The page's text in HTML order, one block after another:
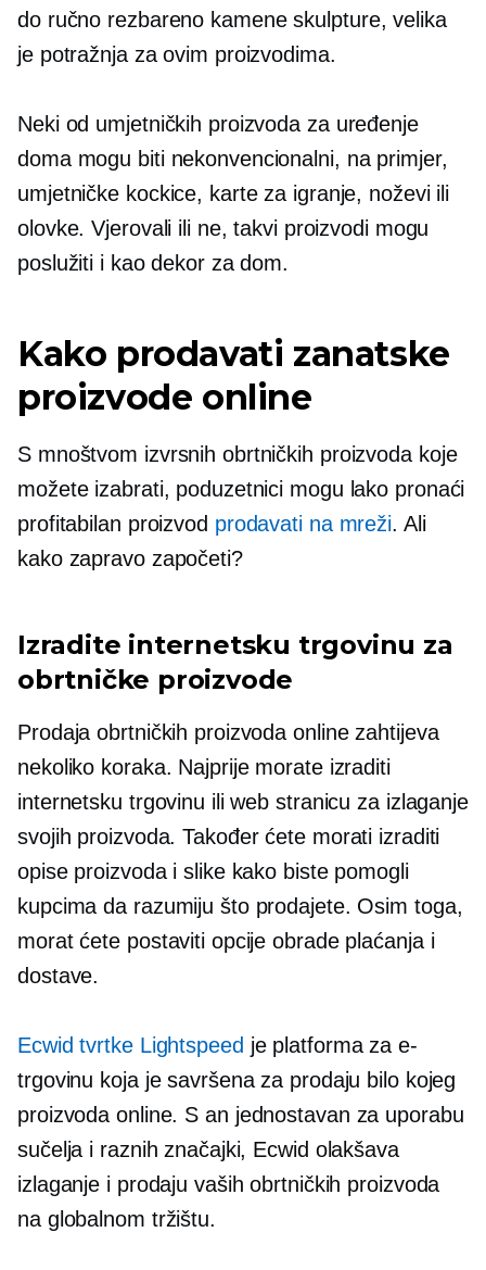
do ručno rezbareno kamene skulpture, velika
je potražnja za ovim proizvodima.
Neki od umjetničkih proizvoda za uređenje
doma mogu biti nekonvencionalni, na primjer,
umjetničke kockice, karte za igranje, noževi ili
olovke. Vjerovali ili ne, takvi proizvodi mogu
poslužiti i kao dekor za dom.
Kako prodavati zanatske
proizvode online
S mnoštvom izvrsnih obrtničkih proizvoda koje
možete izabrati, poduzetnici mogu lako pronaći
profitabilan proizvod prodavati na mreži. Ali
kako zapravo započeti?
Izradite internetsku trgovinu za
obrtničke proizvode
Prodaja obrtničkih proizvoda online zahtijeva
nekoliko koraka. Najprije morate izraditi
internetsku trgovinu ili web stranicu za izlaganje
svojih proizvoda. Također ćete morati izraditi
opise proizvoda i slike kako biste pomogli
kupcima da razumiju što prodajete. Osim toga,
morat ćete postaviti opcije obrade plaćanja i
dostave.
Ecwid tvrtke Lightspeed je platforma za e-
trgovinu koja je savršena za prodaju bilo kojeg
proizvoda online. S an jednostavan za uporabu
sučelja i raznih značajki, Ecwid olakšava
izlaganje i prodaju vaših obrtničkih proizvoda
na globalnom tržištu.